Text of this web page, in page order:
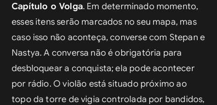
Capítulo o Volga. Em determinado momento,
esses itens serão marcados no seu mapa, mas
caso isso não aconteça, converse com Stepan e
Nastya. A conversa não é obrigatória para
desbloquear a conquista; ela pode acontecer
por rádio. O violão está situado próximo ao
topo da torre de vigia controlada por bandidos,